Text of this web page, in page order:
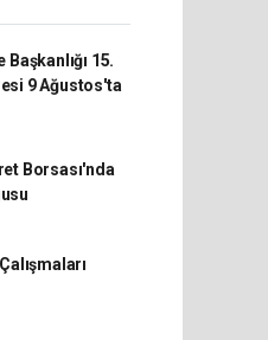
15.
9 Ağustos'ta
Borsası'nda